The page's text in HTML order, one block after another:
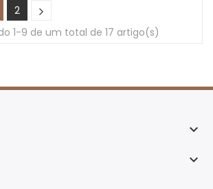
2
1-9 de um total de 17 artigo(s)

